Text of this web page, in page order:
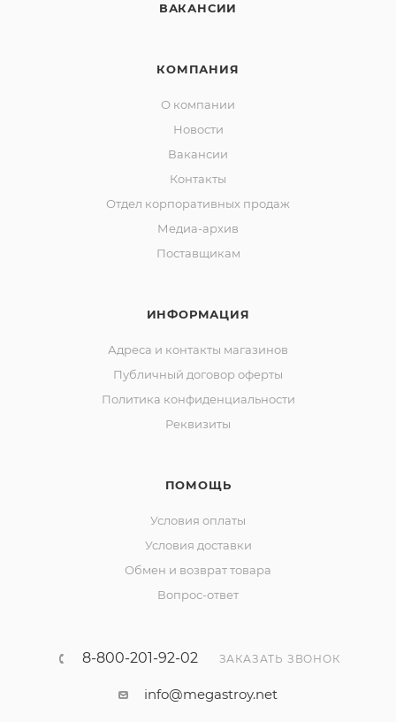
ВАКАНСИИ
КОМПАНИЯ
О компании
Новости
Вакансии
Контакты
Отдел корпоративных продаж
Медиа-архив
Поставщикам
ИНФОРМАЦИЯ
Адреса и контакты магазинов
Публичный договор оферты
Политика конфиденциальности
Реквизиты
ПОМОЩЬ
Условия оплаты
Условия доставки
Обмен и возврат товара
Вопрос-ответ
8-800-201-92-02 ЗАКАЗАТЬ ЗВОНОК
info@megastroy.net